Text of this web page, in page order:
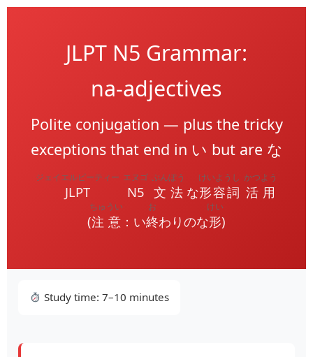
JLPT N5 Grammar:
na‑adjectives
Polite conjugation — plus the tricky
exceptions that end in い but are な
JLPT
ジェイエルピーティー
N5
エヌゴ
文法
ぶんぽう
な形容詞
けいようし
活用
かつよう
(注意
ちゅうい
：い終
お
わりのな形
けい
)
Study time: 7–10 minutes